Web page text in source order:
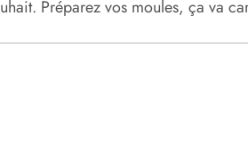
Préparez vos moules, ça va